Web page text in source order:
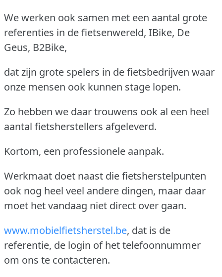
We werken ook samen met een aantal grote
referenties in de fietsenwereld, IBike, De
Geus, B2Bike,
dat zijn grote spelers in de fietsbedrijven waar
onze mensen ook kunnen stage lopen.
Zo hebben we daar trouwens ook al een heel
aantal fietsherstellers afgeleverd.
Kortom, een professionele aanpak.
Werkmaat doet naast die fietsherstelpunten
ook nog heel veel andere dingen, maar daar
moet het vandaag niet direct over gaan.
www.mobielfietsherstel.be, dat is de
referentie, de login of het telefoonnummer
om ons te contacteren.